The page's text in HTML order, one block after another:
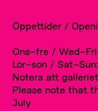
Öppettider /
Ons–fre /
Lör–sön /
Notera att
Please note that
July